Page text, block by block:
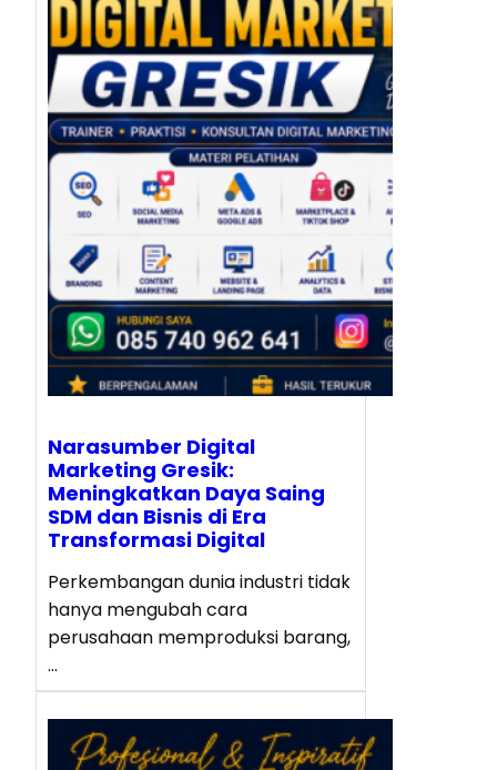
Narasumber Digital
Marketing Gresik:
Meningkatkan Daya Saing
SDM dan Bisnis di Era
Transformasi Digital
Perkembangan dunia industri tidak
hanya mengubah cara
perusahaan memproduksi barang,
…